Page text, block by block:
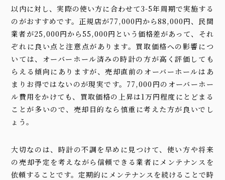
以内に対し、実際の使い方に合わせて3-5年周期で実施する
のがおすすめです。正規店が77,000円から88,000円、民間
業者が25,000円から55,000円という価格差があって、それ
ぞれに良い点と注意点があります。買取価格への影響につ
いては、オーバーホール済みの時計の方が高く評価しても
らえる傾向にありますが、売却直前のオーバーホールはあ
まりお得ではないのが現実です。77,000円のオーバーホー
ル費用をかけても、買取価格の上昇は1万円程度にとどまる
ことが多いので、売却目的なら慎重に考えた方が良いでし
ょう。
大切なのは、時計の不調を早めに見つけて、使い方や将来
の売却予定を考えながら信頼できる業者にメンテナンスを
依頼することです。定期的にメンテナンスを続けることで時